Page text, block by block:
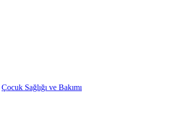
Çocuk Sağlığı ve Bakımı